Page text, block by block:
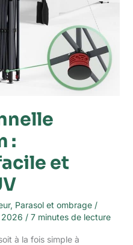
:
et
, Parasol et ombrage/
2026 / 7 minutes de lecture
à la fois simple à